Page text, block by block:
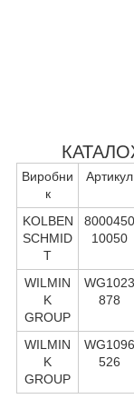
Виробни
к
Артикул
KOLBEN
SCHMID
T
8000450
10050
WILMIN
K
GROUP
WG1023
878
WILMIN
K
GROUP
WG1096
526